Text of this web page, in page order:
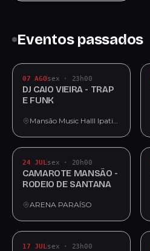
Eventos passados
07 AGOsex · 23h00
DJ CAIO VIEIRA - TRAP
E FUNK
Mansão Music Halll Ipatinga
24 JULsex · 20h00
CAMAROTE MANSÃO -
RODEIO DE SANTANA
ARENA PARAÍSO
17 JULsex · 23h00